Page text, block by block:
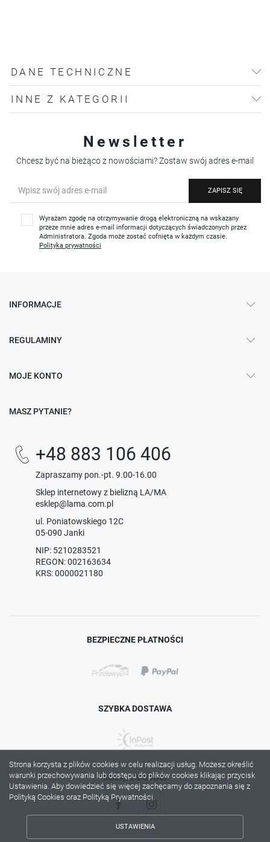
DANE TECHNICZNE
INNE Z KATEGORII
Newsletter
Chcesz być na bieżąco z nowościami? Zostaw swój adres e-mail
ZAPISZ SIĘ
Wyrażam zgodę na otrzymywanie drogą elektroniczną na wskazany
przeze mnie adres e-mail informacji dotyczących świadczonych przez
Administratora. Zgoda może zostać cofnięta w każdym czasie.
Polityka prywatności
INFORMACJE
REGULAMINY
MOJE KONTO
MASZ PYTANIE?
+48 883 106 406
Zapraszamy pon.-pt. 9.00-16.00
Sklep internetowy z bielizną LA/MA
esklep@lama.com.pl
ul. Poniatowskiego 12C
05-090 Janki
NIP: 5210283521
REGON: 002163634
KRS: 0000021180
BEZPIECZNE PŁATNOŚCI
SZYBKA DOSTAWA
DOŁĄCZ DO NAS
Strona korzysta z plików cookies w celu realizacji usług. Możesz określić
warunki przechowywania lub dostępu do plików cookies klikając przycisk
Ustawienia. Aby dowiedzieć się więcej zachęcamy do zapoznania się z
Polityką Cookies oraz Polityką Prywatności.
USTAWIENIA